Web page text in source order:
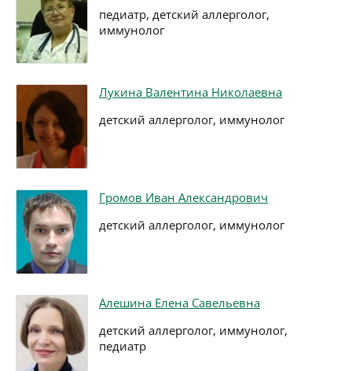
педиатр, детский аллерголог,
иммунолог
Лукина Валентина Николаевна
детский аллерголог, иммунолог
Громов Иван Александрович
детский аллерголог, иммунолог
Алешина Елена Савельевна
детский аллерголог, иммунолог,
педиатр